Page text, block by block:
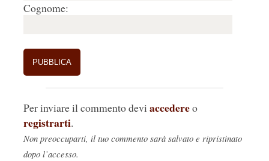
Cognome:
Per inviare il commento devi accedereo
registrarti.
Non preoccuparti, il tuo commento sarà salvato e ripristinato
dopo l’accesso.